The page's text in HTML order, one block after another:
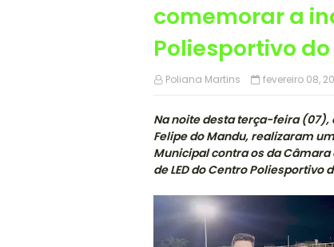
comemorar a
Poliesportivo
Poliana Martins fevereiro 08,
Na noite desta terça-feira (07),
Felipe do Mandu, realizaram
Municipal contra os da
de LED do Centro Poliesportivo